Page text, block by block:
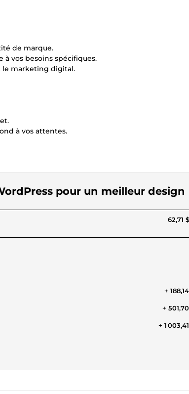
de marque.
vos besoins spécifiques.
le marketing digital.
à vos attentes.
pour un meilleur design
62,71
+
+
+ 1